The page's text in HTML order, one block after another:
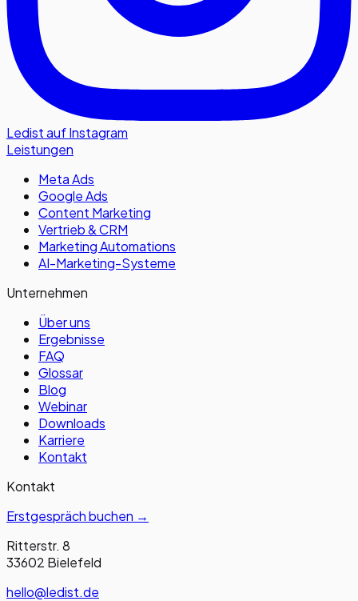
Ledist auf Instagram
Leistungen
Meta Ads
Google Ads
Content Marketing
Vertrieb & CRM
Marketing Automations
AI-Marketing-Systeme
Unternehmen
Über uns
Ergebnisse
FAQ
Glossar
Blog
Webinar
Downloads
Karriere
Kontakt
Kontakt
Erstgespräch buchen →
Ritterstr. 8
33602 Bielefeld
hello@ledist.de